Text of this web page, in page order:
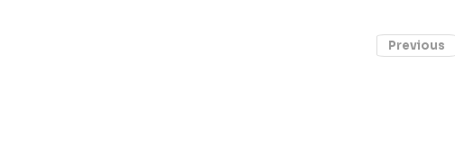
Previous